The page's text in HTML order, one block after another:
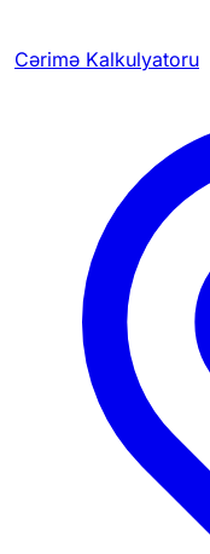
Cərimə Kalkulyatoru